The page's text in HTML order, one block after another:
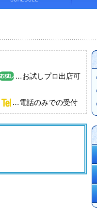
…お試しプロ出店可
…電話のみでの受付